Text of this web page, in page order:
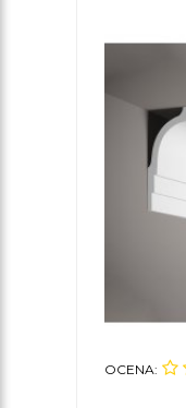
OCENA: